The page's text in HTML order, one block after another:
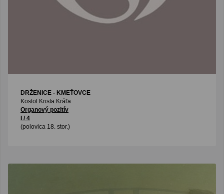
DRŽENICE - KMEŤOVCE
Kostol Krista Kráľa
Organový pozitív
I / 4
(polovica 18. stor.)